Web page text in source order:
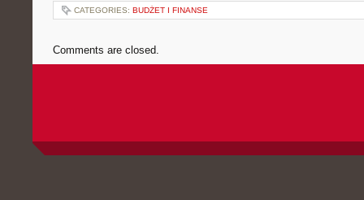
CATEGORIES: BUDŻET I FINANSE
Comments are closed.